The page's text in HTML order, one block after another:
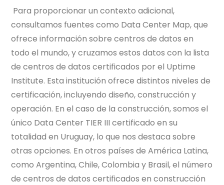
Para proporcionar un contexto adicional,
consultamos fuentes como Data Center Map, que
ofrece información sobre centros de datos en
todo el mundo, y cruzamos estos datos con la lista
de centros de datos certificados por el Uptime
Institute. Esta institución ofrece distintos niveles de
certificación, incluyendo diseño, construcción y
operación. En el caso de la construcción, somos el
único Data Center TIER III certificado en su
totalidad en Uruguay, lo que nos destaca sobre
otras opciones. En otros países de América Latina,
como Argentina, Chile, Colombia y Brasil, el número
de centros de datos certificados en construcción